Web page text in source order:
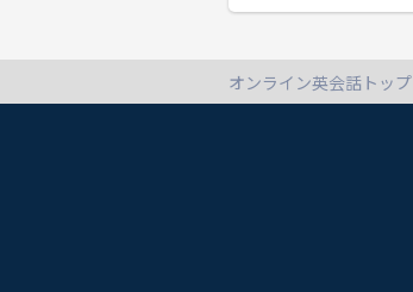
オンライン英会話トップ